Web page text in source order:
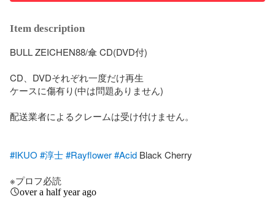
Item description
BULL ZEICHEN88/傘 CD(DVD付)
CD、DVDそれぞれ一度だけ再生
ケースに傷有り(中は問題ありません)
配送業者によるクレームは受け付けません。
#IKUO #淳士#Rayflower#Acid Black Cherry
※プロフ必読
over a half year ago